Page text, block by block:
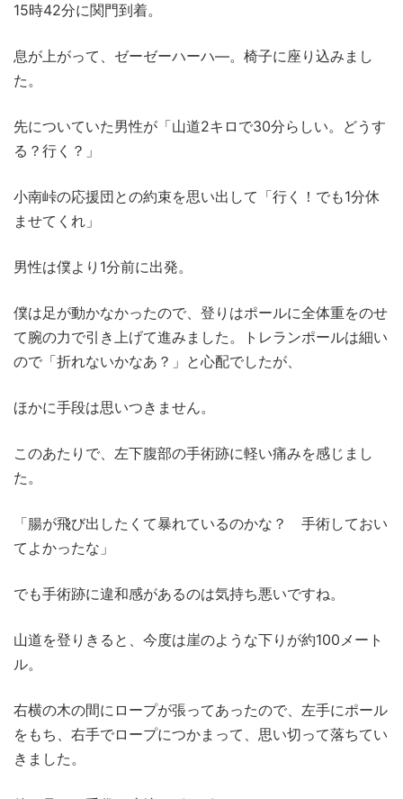
15時42分に関門到着。
息が上がって、ゼーゼーハーハ―。椅子に座り込みまし
た。
先についていた男性が「山道2キロで30分らしい。どうす
る？行く？」
小南峠の応援団との約束を思い出して「行く！でも1分休
ませてくれ」
男性は僕より1分前に出発。
僕は足が動かなかったので、登りはポールに全体重をのせ
て腕の力で引き上げて進みました。トレランポールは細い
ので「折れないかなあ？」と心配でしたが、
ほかに手段は思いつきません。
このあたりで、左下腹部の手術跡に軽い痛みを感じまし
た。
「腸が飛び出したくて暴れているのかな？ 手術しておい
てよかったな」
でも手術跡に違和感があるのは気持ち悪いですね。
山道を登りきると、今度は崖のような下りが約100メート
ル。
右横の木の間にロープが張ってあったので、左手にポール
をもち、右手でロープにつかまって、思い切って落ちてい
きました。